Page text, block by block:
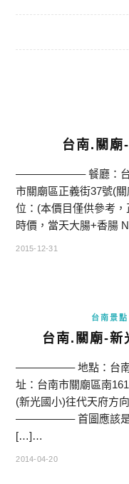
台南.關廟
——————– 餐廳：台南
市關廟區正義街37號(
位：(本價目僅供參考
時價，當天大腸+香
2015-12-31
台南景點
台南.關廟-新
—————– 地點：台南.
址：台南市關廟區南
(新光國小)往代天府方
—————– 首圖應該是
[…]…
2014-04-20